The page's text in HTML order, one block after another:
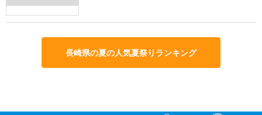
長崎県の夏の人気夏祭りランキング